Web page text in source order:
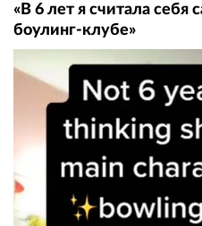
«В 6 лет я считала себя
боулинг-клубе»